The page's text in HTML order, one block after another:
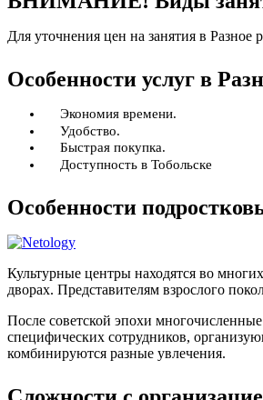
Для уточнения цен на занятия в Разное
Особенности услуг в
Экономия времени.
Удобство.
Быстрая покупка.
Доступность в Тобольске
Особенности
Культурные центры находятся во
дворах. Представителям взрослого
После советской эпохи
специфических сотрудников,
комбинируются разные увлечения.